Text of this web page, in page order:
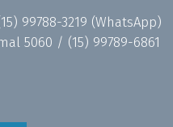
99788-3219 (WhatsApp)
5060 / (15) 99789-6861